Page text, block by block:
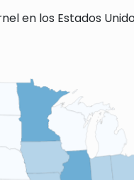
en los Estados